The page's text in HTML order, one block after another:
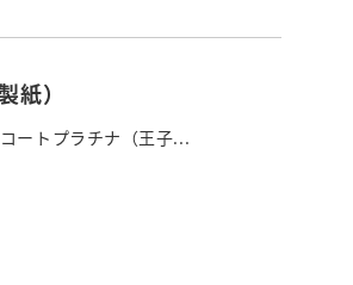
紙）
ートプラチナ（王子...